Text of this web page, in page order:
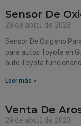
Sensor De
29 de abril de 2023
Sensor De Oxigeno
para autos Toyota en
auto Toyota
Leer más »
Venta De
29 de abril de 2023